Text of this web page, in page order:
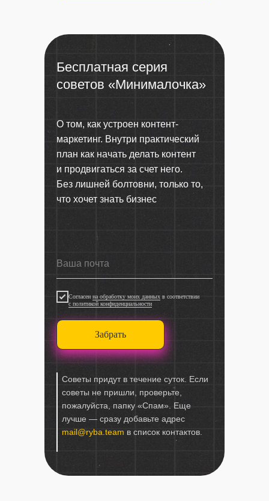
Бесплатная серия
советов «Минималочка»
О том, как устроен контент-
маркетинг. Внутри практический
план как начать делать контент
и продвигаться за счет него.
Без лишней болтовни, только то,
что хочет знать бизнес
Советы придут в течение суток. Если
советы не пришли, проверьте,
пожалуйста, папку «Спам». Еще
лучше — сразу добавьте адрес
mail@ryba.team в список контактов.
Согласен на обработку моих данных в соответствии
с политикой конфиденциальности
Забрать